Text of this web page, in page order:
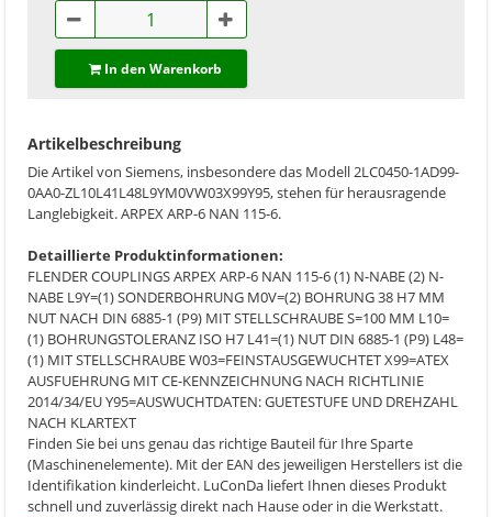
In den Warenkorb
Artikelbeschreibung
Die Artikel von Siemens, insbesondere das Modell 2LC0450-1AD99-
0AA0-ZL10L41L48L9YM0VW03X99Y95, stehen für herausragende
Langlebigkeit. ARPEX ARP-6 NAN 115-6.
Detaillierte Produktinformationen:
FLENDER COUPLINGS ARPEX ARP-6 NAN 115-6 (1) N-NABE (2) N-
NABE L9Y=(1) SONDERBOHRUNG M0V=(2) BOHRUNG 38 H7 MM
NUT NACH DIN 6885-1 (P9) MIT STELLSCHRAUBE S=100 MM L10=
(1) BOHRUNGSTOLERANZ ISO H7 L41=(1) NUT DIN 6885-1 (P9) L48=
(1) MIT STELLSCHRAUBE W03=FEINSTAUSGEWUCHTET X99=ATEX
AUSFUEHRUNG MIT CE-KENNZEICHNUNG NACH RICHTLINIE
2014/34/EU Y95=AUSWUCHTDATEN: GUETESTUFE UND DREHZAHL
NACH KLARTEXT
Finden Sie bei uns genau das richtige Bauteil für Ihre Sparte
(Maschinenelemente). Mit der EAN des jeweiligen Herstellers ist die
Identifikation kinderleicht. LuConDa liefert Ihnen dieses Produkt
schnell und zuverlässig direkt nach Hause oder in die Werkstatt.